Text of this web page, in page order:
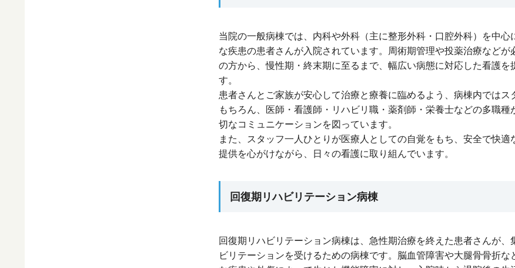
当院の一般病棟では、内科や外科（主に整形外科・口腔外科）を中心
な疾患の患者さんが入院されています。周術期管理や投薬治療などが
の方から、慢性期・終末期に至るまで、幅広い病態に対応した看護を
す。
患者さんとご家族が安心して治療と療養に臨めるよう、病棟内ではス
もちろん、医師・看護師・リハビリ職・薬剤師・栄養士などの多職種
切なコミュニケーションを図っています。
また、スタッフ一人ひとりが医療人としての自覚をもち、安全で快適
提供を心がけながら、日々の看護に取り組んでいます。
回復期リハビリテーション病棟
回復期リハビリテーション病棟は、急性期治療を終えた患者さんが、
ビリテーションを受けるための病棟です。脳血管障害や大腿骨骨折な